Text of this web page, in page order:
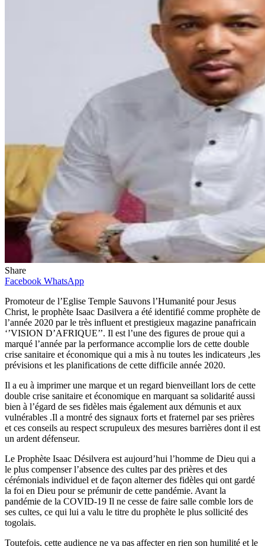
Share
Facebook WhatsApp
Promoteur de l’Eglise Temple Sauvons l’Humanité pour Jesus
Christ, le prophète Isaac Dasilvera a été identifié comme prophète de
l’année 2020 par le très influent et prestigieux magazine panafricain
‘’VISION D’AFRIQUE’’. Il est l’une des figures de proue qui a
marqué l’année par la performance accomplie lors de cette double
crise sanitaire et économique qui a mis à nu toutes les indicateurs ,les
prévisions et les planifications de cette difficile année 2020.
Il a eu à imprimer une marque et un regard bienveillant lors de cette
double crise sanitaire et économique en marquant sa solidarité aussi
bien à l’égard de ses fidèles mais également aux démunis et aux
vulnérables .Il a montré des signaux forts et fraternel par ses prières
et ces conseils au respect scrupuleux des mesures barrières dont il est
un ardent défenseur.
Le Prophète Isaac Désilvera est aujourd’hui l’homme de Dieu qui a
le plus compenser l’absence des cultes par des prières et des
cérémonials individuel et de façon alterner des fidèles qui ont gardé
la foi en Dieu pour se prémunir de cette pandémie. Avant la
pandémie de la COVID-19 Il ne cesse de faire salle comble lors de
ses cultes, ce qui lui a valu le titre du prophète le plus sollicité des
togolais.
Toutefois, cette audience ne va pas affecter en rien son humilité et le